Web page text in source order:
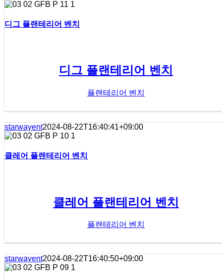
디그 플랜테리어 벤치
디그 플랜테리어 벤치
플랜테리어 벤치
starwayent2024-08-22T16:40:41+09:00
클레어 플랜테리어 벤치
클레어 플랜테리어 벤치
플랜테리어 벤치
starwayent2024-08-22T16:40:50+09:00